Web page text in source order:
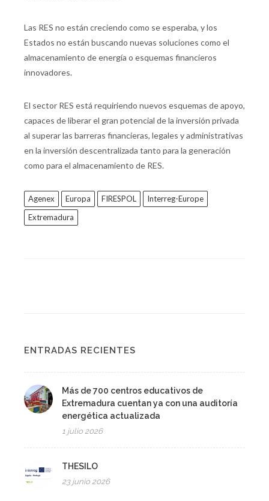
Las RES no están creciendo como se esperaba, y los
Estados no están buscando nuevas soluciones como el
almacenamiento de energía o esquemas financieros
innovadores.
El sector RES está requiriendo nuevos esquemas de apoyo,
capaces de liberar el gran potencial de la inversión privada
al superar las barreras financieras, legales y administrativas
en la inversión descentralizada tanto para la generación
como para el almacenamiento de RES.
Agenex Europa FIRESPOL
Interreg-Europe
Extremadura
ENTRADAS RECIENTES
Más de 700 centros educativos de
Extremadura cuentan ya con una auditoría
energética actualizada
1 julio 2026
THESILO
23 junio 2026